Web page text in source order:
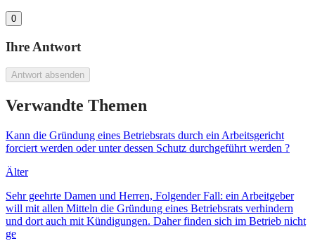
0
Ihre Antwort
Antwort absenden
Verwandte Themen
Kann die Gründung eines Betriebsrats durch ein Arbeitsgericht
forciert werden oder unter dessen Schutz durchgeführt werden ?
Älter
Sehr geehrte Damen und Herren, Folgender Fall: ein Arbeitgeber
will mit allen Mitteln die Gründung eines Betriebsrats verhindern
und dort auch mit Kündigungen. Daher finden sich im Betrieb nicht
ge